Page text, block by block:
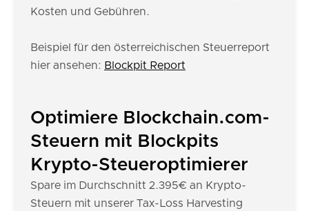
Kosten und Gebühren.
Beispiel für den österreichischen Steuerreport
hier ansehen: Blockpit Report
Optimiere Blockchain.com-
Steuern mit Blockpits
Krypto-Steueroptimierer
Spare im Durchschnitt 2.395€ an Krypto-
Steuern mit unserer Tax-Loss Harvesting